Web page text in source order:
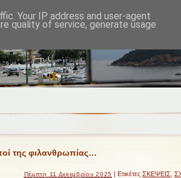
της φιλανθρωπίας…
Πέμπτη 11 Δεκεμβρίου 2025 | Ετικέτες ΣΚΕΨΕΙΣ
Your IP address and user-agent
quality of service, generate usage